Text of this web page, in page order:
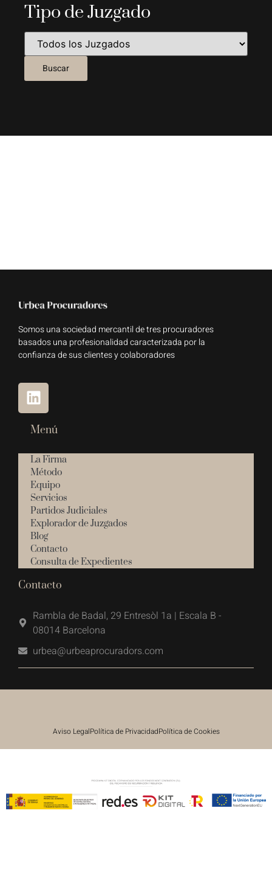
Tipo de Juzgado
Somos una sociedad mercantil de tres procuradores
basados una profesionalidad caracterizada por la
confianza de sus clientes y colaboradores
Menú
La Firma
Método
Equipo
Servicios
Partidos Judiciales
Explorador de Juzgados
Blog
Contacto
Consulta de Expedientes
Contacto
Rambla de Badal, 29 Entresòl 1a | Escala B -
08014 Barcelona
urbea@urbeaprocuradors.com
Aviso LegalPolítica de PrivacidadPolítica de Cookies